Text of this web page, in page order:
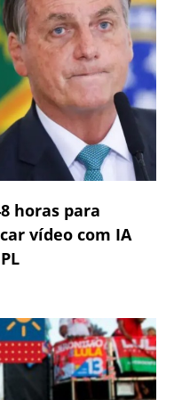
horas para
vídeo com IA